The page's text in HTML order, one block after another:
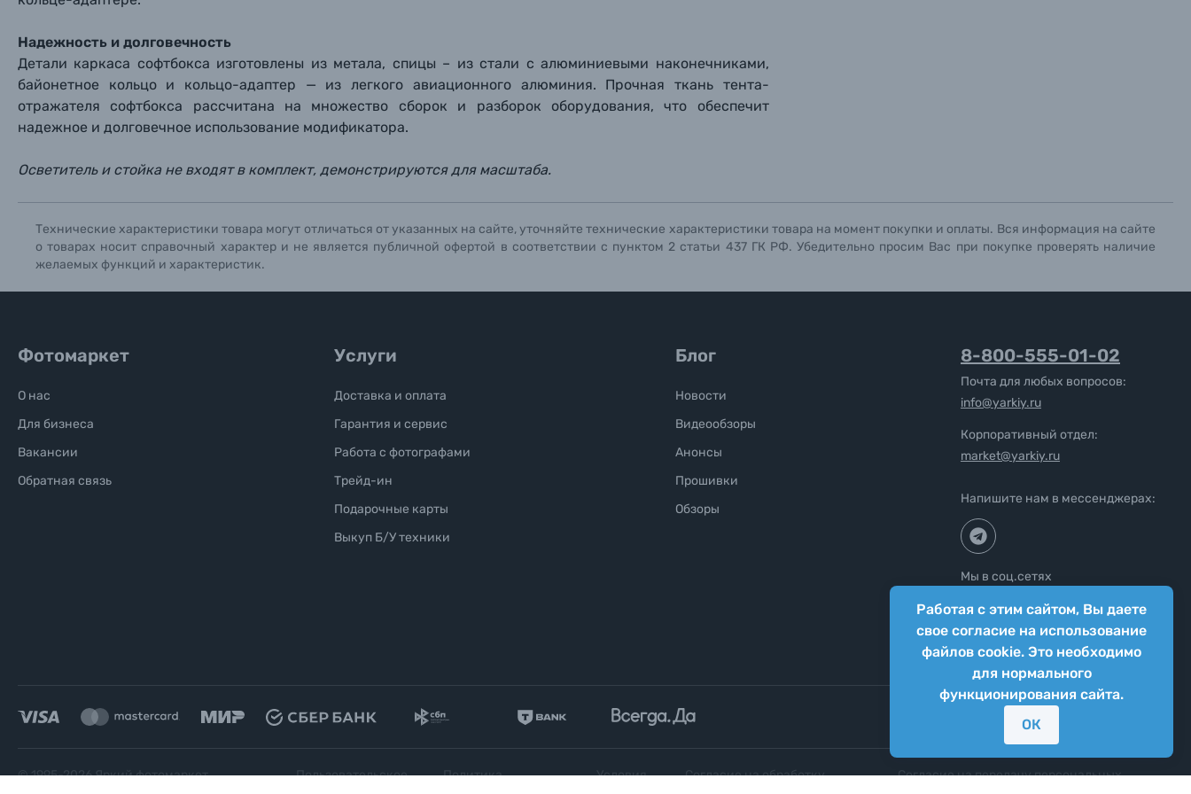
Надежность и долговечность
Детали каркаса софтбокса изготовлены из метала, спицы – из стали с алюминиевыми наконечниками,
байонетное кольцо и кольцо-адаптер — из легкого авиационного алюминия. Прочная ткань тента-
отражателя софтбокса рассчитана на множество сборок и разборок оборудования, что обеспечит
надежное и долговечное использование модификатора.
Осветитель и стойка не входят в комплект, демонстрируются для масштаба.
Технические характеристики товара могут отличаться от указанных на сайте, уточняйте технические характеристики товара на момент покупки и оплаты. Вся информация на сайте
о товарах носит справочный характер и не является публичной офертой в соответствии с пунктом 2 статьи 437 ГК РФ. Убедительно просим Вас при покупке проверять наличие
желаемых функций и характеристик.
Работая с этим сайтом, Вы даете
свое согласие на использование
файлов cookie. Это необходимо
для нормального
функционирования сайта.
ОК
Фотомаркет
О нас
Для бизнеса
Вакансии
Обратная связь
Услуги
Доставка и оплата
Гарантия и сервис
Работа с фотографами
Трейд-ин
Подарочные карты
Выкуп Б/У техники
Блог
Новости
Видеообзоры
Анонсы
Прошивки
Обзоры
8-800-555-01-02
Почта для любых вопросов:
info@yarkiy.ru
Корпоративный отдел:
market@yarkiy.ru
Напишите нам в мессенджерах:
Мы в соц.сетях
© 1995-2026Яркий фотомаркет
Пользовательское
Политика
Условия
Согласие на обработку
Согласие на передачу персональных